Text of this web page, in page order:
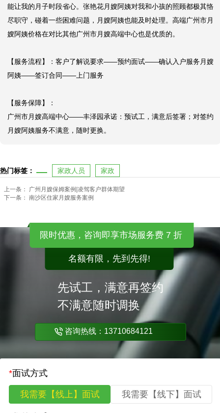
能让我的月子时段省心。张艳花月嫂阿姨对我和小孩的照顾都极其恪
尽职守，碰着一些困难问题，月嫂阿姨也能及时处理。高端广州市月
嫂阿姨价格在对比其他广州市月嫂高端中心也是优质的。
【服务流程】：客户了解说要求——预约面试——确认入户服务月嫂
阿姨——签订合同——上门服务
【服务保障】：
广州市月嫂高端中心——丰泽园承诺：预试工，满意后签署；对签约
月嫂阿姨服务不满意，随时更换。
热门标签： 家政人员 家政
上一条：
广州月嫂保姆案例|凌驾客户群体期望
下一条： 南沙区住家月嫂服务案例
限时优惠，咨询即享市场服务费 7 折
名额有限，先到先得!
先试工，满意再签约
不满意随时调换
咨询热线：13710684121
*面试方式
我需要【线上】面试 我需要【线下】面试